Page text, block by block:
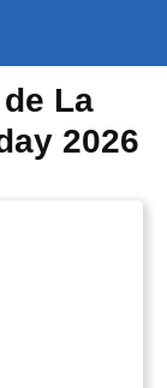
La
2026